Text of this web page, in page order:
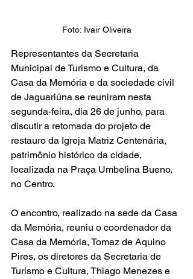
Foto: Ivair Oliveira
Representantes da Secretaria
Municipal de Turismo e Cultura, da
Casa da Memória e da sociedade civil
de Jaguariúna se reuniram nesta
segunda-feira, dia 26 de junho, para
discutir a retomada do projeto de
restauro da Igreja Matriz Centenária,
patrimônio histórico da cidade,
localizada na Praça Umbelina Bueno,
no Centro.
O encontro, realizado na sede da Casa
da Memória, reuniu o coordenador da
Casa da Memória, Tomaz de Aquino
Pires, os diretores da Secretaria de
Turismo e Cultura, Thiago Menezes e